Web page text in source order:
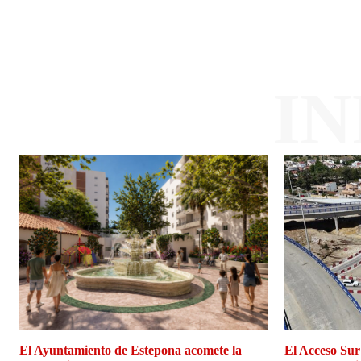
El Ayuntamiento de Estepona acomete la
El Acceso